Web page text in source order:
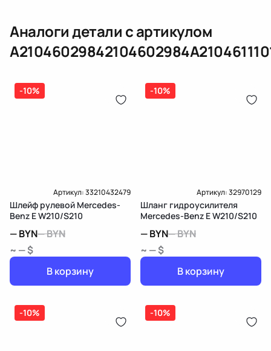
топлива, ТНВД (бензин, дизель), форсунка
бензиновая (дизельная) механическая
(электрическая), инжектор
дозатор-распределитель топлива
Оплата онлайн
Карта рассрочки онлайн
Аналоги детали с артикулом
-10%
Артикул:33210432479
Шлейф рулевой Mercedes-
Benz E W210/S210
—BYN—BYN
~ — $
В корзину
-10%
Артикул:32970129
Шланг гидроусилителя
Mercedes-Benz E W210/S210
—BYN—BYN
~ — $
В корзину
-10% -10%